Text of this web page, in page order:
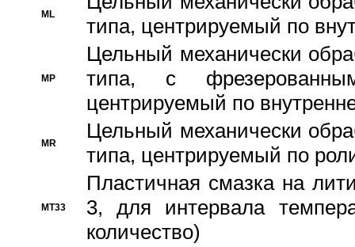
ML
типа, центрируемый по
MP
Цельный механически
типа, с
центрируемый по
MR
Цельный механически
типа, центрируемый по
MT33
Пластичная смазка на
3, для интервала
количество)